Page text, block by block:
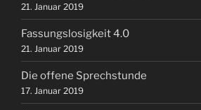
21. Januar 2019
Fassungslosigkeit 4.0
21. Januar 2019
Die offene Sprechstunde
17. Januar 2019